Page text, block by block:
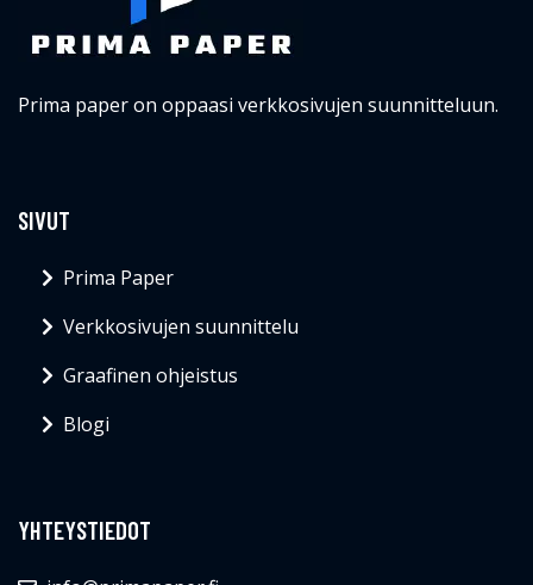
Prima paper on oppaasi verkkosivujen suunnitteluun.
SIVUT
Prima Paper
Verkkosivujen suunnittelu
Graafinen ohjeistus
Blogi
YHTEYSTIEDOT